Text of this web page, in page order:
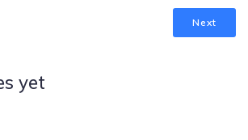
Next
yet